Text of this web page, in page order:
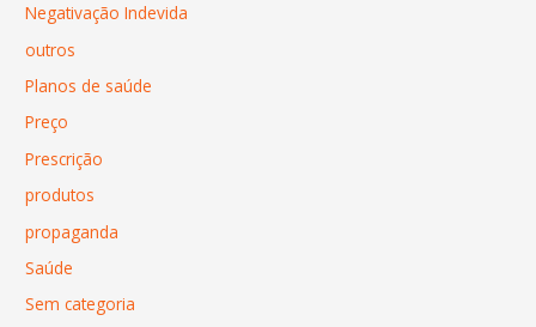
Negativação Indevida
outros
Planos de saúde
Preço
Prescrição
produtos
propaganda
Saúde
Sem categoria